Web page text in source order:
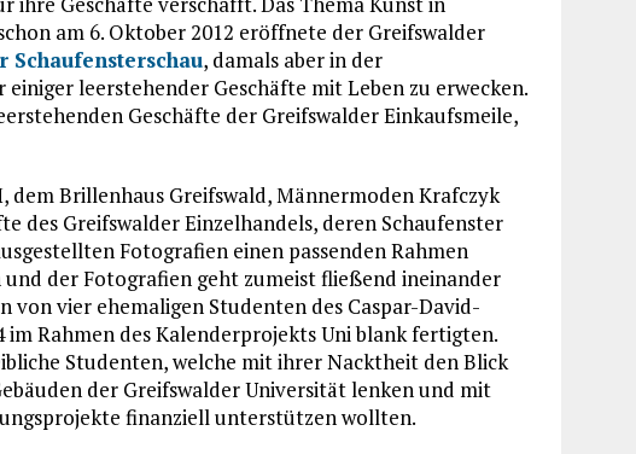
am 6. Oktober 2012 eröffnete der Greifswalder
Schaufensterschau, damals aber in der
leerstehender Geschäfte mit Leben zu erwecken.
Geschäfte der Greifswalder Einkaufsmeile,
dem Brillenhaus Greifswald, Männermoden Krafczyk
des Greifswalder Einzelhandels, deren Schaufenster
Fotografien einen passenden Rahmen
der Fotografien geht zumeist fließend ineinander
von vier ehemaligen Studenten des Caspar-David-
Rahmen des Kalenderprojekts Uni blank fertigten.
Studenten, welche mit ihrer Nacktheit den Blick
der Greifswalder Universität lenken und mit
finanziell unterstützen wollten.